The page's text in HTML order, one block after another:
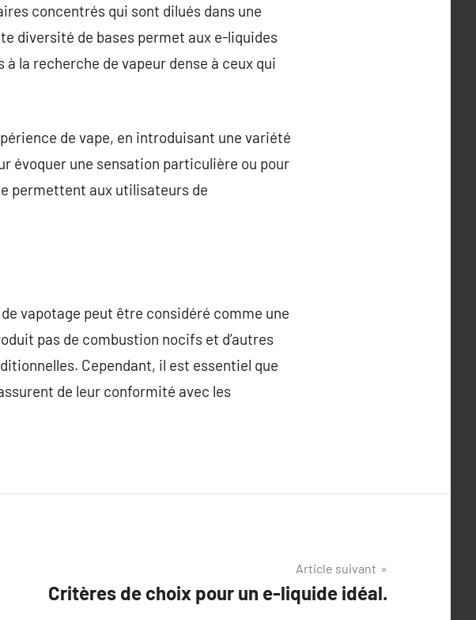
concentrés qui sont dilués dans une
diversité de bases permet aux e-liquides
la recherche de vapeur dense à ceux qui
de vape, en introduisant une variété
évoquer une sensation particulière ou pour
permettent aux utilisateurs de
vapotage peut être considéré comme une
pas de combustion nocifs et d’autres
Cependant, il est essentiel que
de leur conformité avec les
Article suivant
Critères de choix pour un e-liquide idéal.